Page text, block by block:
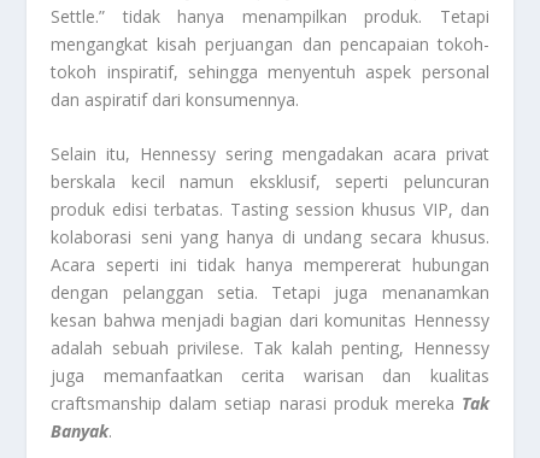
Settle.” tidak hanya menampilkan produk. Tetapi
mengangkat kisah perjuangan dan pencapaian tokoh-
tokoh inspiratif, sehingga menyentuh aspek personal
dan aspiratif dari konsumennya.
Selain itu, Hennessy sering mengadakan acara privat
berskala kecil namun eksklusif, seperti peluncuran
produk edisi terbatas. Tasting session khusus VIP, dan
kolaborasi seni yang hanya di undang secara khusus.
Acara seperti ini tidak hanya mempererat hubungan
dengan pelanggan setia. Tetapi juga menanamkan
kesan bahwa menjadi bagian dari komunitas Hennessy
adalah sebuah privilese. Tak kalah penting, Hennessy
juga memanfaatkan cerita warisan dan kualitas
craftsmanship dalam setiap narasi produk mereka Tak
Banyak.